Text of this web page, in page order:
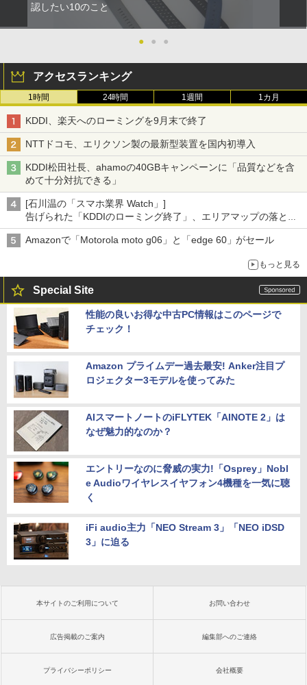
認したい10のこと
● ● ●
アクセスランキング
1時間 24時間 1週間 1カ月
KDDI、楽天へのローミングを9月末で終了
NTTドコモ、エリクソン製の最新型装置を国内初導入
KDDI松田社長、ahamoの40GBキャンペーンに「品質などを含
めて十分対抗できる」
[石川温の「スマホ業界 Watch」]
告げられた「KDDIのローミング終了」、エリアマップの落とし
穴と楽天モバイルの課題
Amazonで「Motorola moto g06」と「edge 60」がセール
もっと見る
Special Site
性能の良いお得な中古PC情報はこのページで
チェック！
Amazon プライムデー過去最安! Anker注目プ
ロジェクター3モデルを使ってみた
AIスマートノートのiFLYTEK「AINOTE 2」は
なぜ魅力的なのか？
エントリーなのに脅威の実力!「Osprey」Nobl
e Audioワイヤレスイヤフォン4機種を一気に聴
く
iFi audio主力「NEO Stream 3」「NEO iDSD
3」に迫る
本サイトのご利用について お問い合わせ
広告掲載のご案内 編集部へのご連絡
プライバシーポリシー 会社概要